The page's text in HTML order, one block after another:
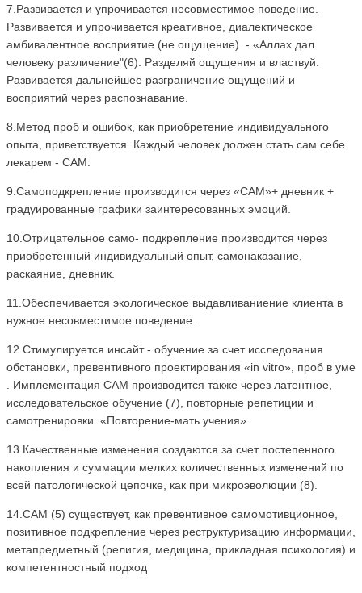
7.Развивается и упрочивается несовместимое поведение.
Развивается и упрочивается креативное, диалектическое
амбивалентное восприятие (не ощущение). - «Аллах дал
человеку различение"(6). Разделяй ощущения и властвуй.
Развивается дальнейшее разграничение ощущений и
восприятий через распознавание.
8.Метод проб и ошибок, как приобретение индивидуального
опыта, приветствуется. Каждый человек должен стать сам себе
лекарем - САМ.
9.Самоподкрепление производится через «САМ»+ дневник +
градуированные графики заинтересованных эмоций.
10.Отрицательное само- подкрепление производится через
приобретенный индивидуальный опыт, самонаказание,
раскаяние, дневник.
11.Обеспечивается экологическое выдавливаниение клиента в
нужное несовместимое поведение.
12.Стимулируется инсайт - обучение за счет исследования
обстановки, превентивного проектирования «in vitro», проб в уме
. Имплементация САМ производится также через латентное,
исследовательское обучение (7), повторные репетиции и
самотренировки. «Повторение-мать учения».
13.Качественные изменения создаются за счет постепенного
накопления и суммации мелких количественных изменений по
всей патологической цепочке, как при микроэволюции (8).
14.САМ (5) существует, как превентивное самомотивционное,
позитивное подкрепление через реструктуризацию информации,
метапредметный (религия, медицина, прикладная психология) и
компетентностный подход